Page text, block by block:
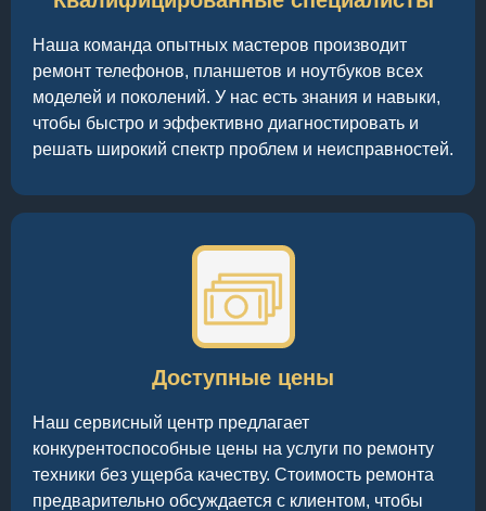
Наша команда опытных мастеров производит
ремонт телефонов, планшетов и ноутбуков всех
моделей и поколений. У нас есть знания и навыки,
чтобы быстро и эффективно диагностировать и
решать широкий спектр проблем и неисправностей.
Доступные цены
Наш сервисный центр предлагает
конкурентоспособные цены на услуги по ремонту
техники без ущерба качеству. Стоимость ремонта
предварительно обсуждается с клиентом, чтобы